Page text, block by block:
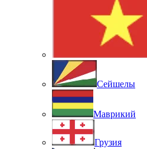
Сейшелы
Маврикий
Грузия